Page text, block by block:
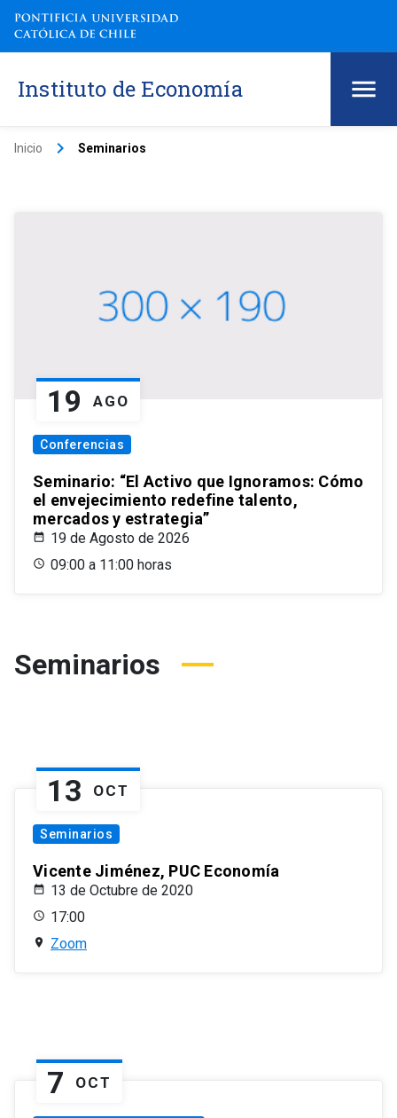
Instituto de Economía
Inicio keyboard_arrow_right Seminarios
19 AGO
Conferencias
Seminario: “El Activo que Ignoramos: Cómo
el envejecimiento redefine talento,
mercados y estrategia”
19 de Agosto de 2026
09:00 a 11:00 horas
Seminarios
13 OCT
Seminarios
Vicente Jiménez, PUC Economía
13 de Octubre de 2020
17:00
Zoom
7 OCT